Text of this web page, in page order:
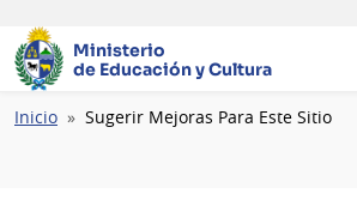
Ministerio
de Educación y Cultura
Ruta
Inicio Sugerir Mejoras Para Este Sitio